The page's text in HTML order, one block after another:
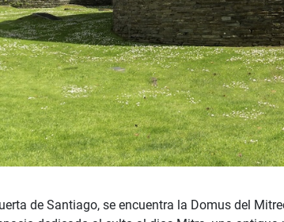
de Santiago, se encuentra la Domus del